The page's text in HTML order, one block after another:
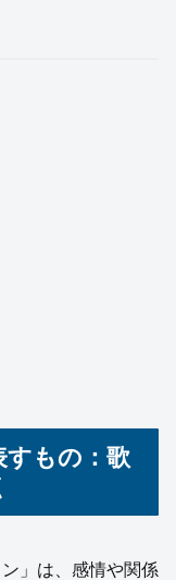
すもの：歌
」は、感情や関係